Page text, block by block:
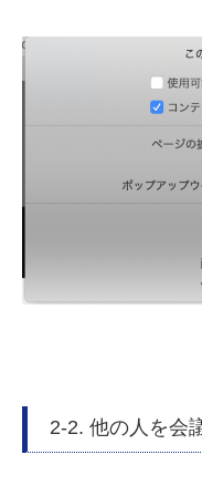
2-2. 他の人を会